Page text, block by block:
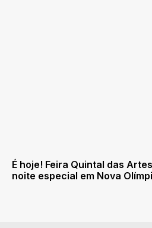
É hoje! Feira Quintal das
noite especial em Nova